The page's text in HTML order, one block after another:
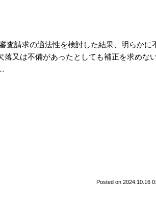
査請求の適法性を検討した結果、明らか
落又は不備があったとしても補正を求めな
Posted on 2024.10.16